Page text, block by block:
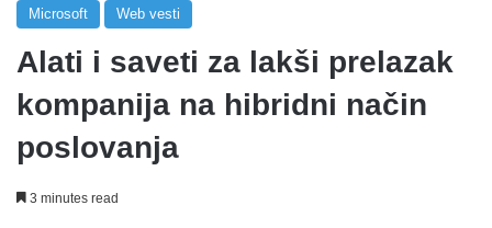
Microsoft Web vesti
Alati i saveti za lakši prelazak
kompanija na hibridni način
poslovanja
3 minutes read